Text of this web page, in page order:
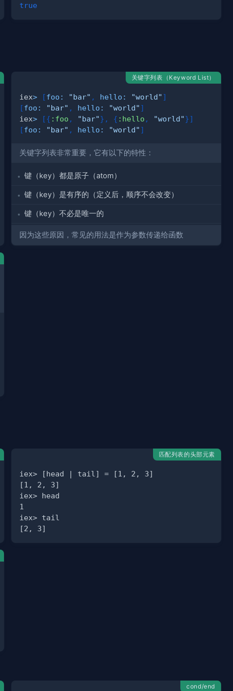
true
关键字列表（Keyword List）
iex> [foo: "bar" , hello: "world" ]
[foo: "bar" , hello: "world" ]
iex> [{ :foo , "bar"} , { :hello , "world"}]
[foo: "bar" , hello: "world" ]
关键字列表非常重要，它有以下的特性：
键（key）都是原子（atom）
键（key）是有序的（定义后，顺序不会改变）
键（key）不必是唯一的
因为这些原因，常见的用法是作为参数传递给函数
匹配列表的头部元素
cond/end